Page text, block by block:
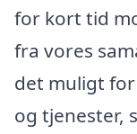
for kort tid
fra vores
det muligt
og tjenester,